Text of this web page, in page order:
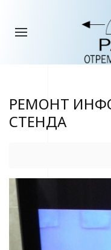
РЕМОНТ
СТЕНДА